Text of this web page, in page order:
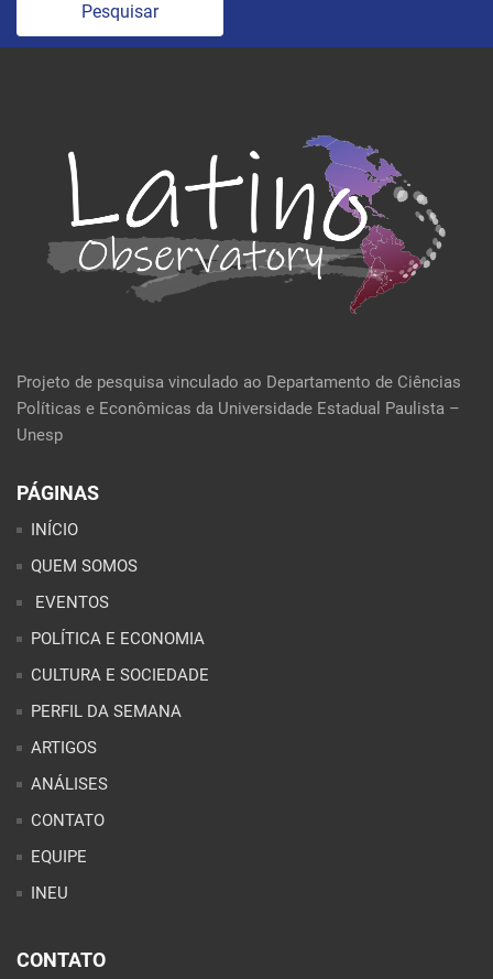
Pesquisar
Projeto de pesquisa vinculado ao Departamento de Ciências
Políticas e Econômicas da Universidade Estadual Paulista –
Unesp
PÁGINAS
INÍCIO
QUEM SOMOS
EVENTOS
POLÍTICA E ECONOMIA
CULTURA E SOCIEDADE
PERFIL DA SEMANA
ARTIGOS
ANÁLISES
CONTATO
EQUIPE
INEU
CONTATO